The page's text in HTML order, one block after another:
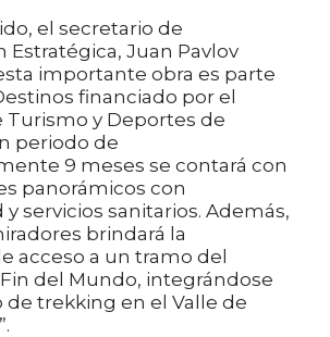
el secretario de
Estratégica, Juan Pavlov
importante obra es parte
financiado por el
Turismo y Deportes de
periodo de
9 meses se contará con
panorámicos con
servicios sanitarios. Además,
brindará la
acceso a un tramo del
del Mundo, integrándose
de trekking en el Valle de